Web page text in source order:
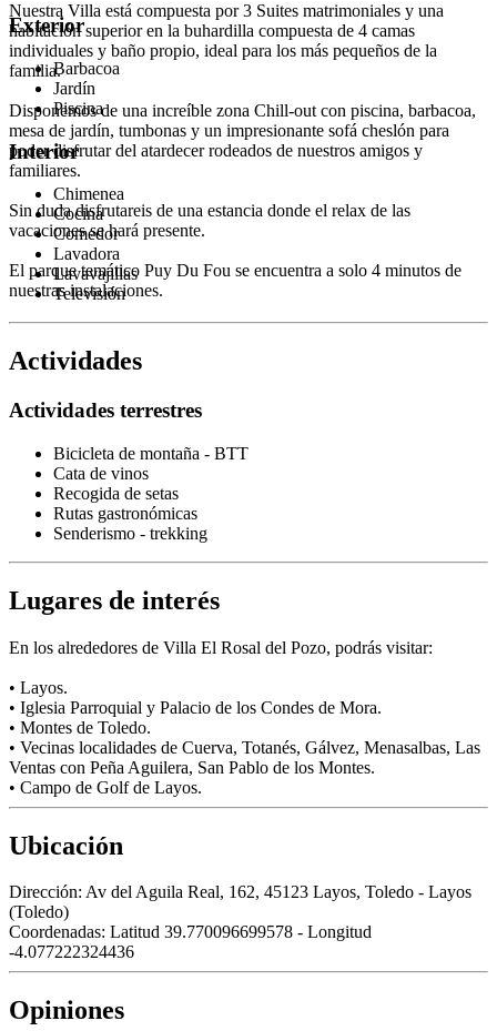
Nuestra Villa está compuesta por 3 Suites matrimoniales y una
habitación superior en la buhardilla compuesta de 4 camas
individuales y baño propio, ideal para los más pequeños de la
familia.
Disponemos de una increíble zona Chill-out con piscina, barbacoa,
mesa de jardín, tumbonas y un impresionante sofá cheslón para
poder disfrutar del atardecer rodeados de nuestros amigos y
familiares.
Sin duda disfrutareis de una estancia donde el relax de las
vacaciones se hará presente.
El parque temático Puy Du Fou se encuentra a solo 4 minutos de
nuestras instalaciones.
Exterior
Barbacoa
Jardín
Piscina
Interior
Chimenea
Cocina
Comedor
Lavadora
Lavavajillas
Televisión
Actividades
Actividades terrestres
Bicicleta de montaña - BTT
Cata de vinos
Recogida de setas
Rutas gastronómicas
Senderismo - trekking
Lugares de interés
En los alrededores de Villa El Rosal del Pozo, podrás visitar:
• Layos.
• Iglesia Parroquial y Palacio de los Condes de Mora.
• Montes de Toledo.
• Vecinas localidades de Cuerva, Totanés, Gálvez, Menasalbas, Las
Ventas con Peña Aguilera, San Pablo de los Montes.
• Campo de Golf de Layos.
Ubicación
Dirección: Av del Aguila Real, 162, 45123 Layos, Toledo - Layos
(Toledo)
Coordenadas: Latitud 39.770096699578 - Longitud
-4.077222324436
Opiniones